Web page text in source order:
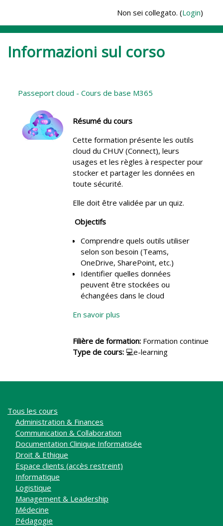
Non sei collegato. (Login)
Informazioni sul corso
Passeport cloud - Cours de base M365
Résumé du cours
Cette formation présente les outils
cloud du CHUV (Connect), leurs
usages et les règles à respecter pour
stocker et partager les données en
toute sécurité.
Elle doit être validée par un quiz.
Objectifs
Comprendre quels outils utiliser
selon son besoin (Teams,
OneDrive, SharePoint, etc.)
Identifier quelles données
peuvent être stockées ou
échangées dans le cloud
En savoir plus
Filière de formation: Formation continue
Type de cours: 💻e-learning
Tous les cours
Administration & Finances
Communication & Collaboration
Documentation Clinique Informatisée
Droit & Ethique
Espace clients (accès restreint)
Informatique
Logistique
Management & Leadership
Médecine
Pédagogie